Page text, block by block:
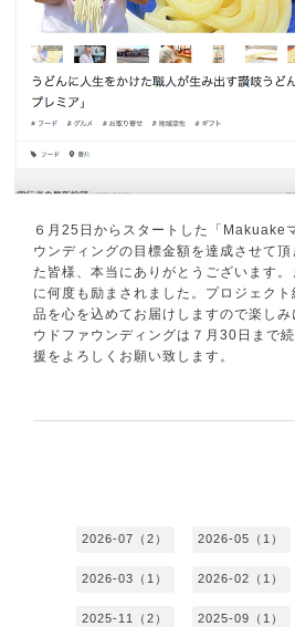
６月25日からスタートした「Makuake
ウンディングの目標金額を達成させて
た皆様、本当にありがとうございます
に何度も励まされました。プロジェク
品を心を込めてお届けしますので楽し
ウドファウンディングは７月30日まで
援をよろしくお願い致します。
2026-07（2） 2026-05（1）
2026-03（1） 2026-02（1）
2025-11（2） 2025-09（1）